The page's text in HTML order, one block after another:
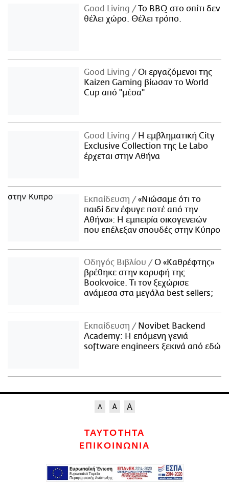
Good Living
Το BBQ στο σπίτι δεν
θέλει χώρο. Θέλει τρόπο.
Good Living
Οι εργαζόμενοι της
Kaizen Gaming βίωσαν το World
Cup από "μέσα"
Good Living
Η εμβληματική City
Exclusive Collection της Le Labo
έρχεται στην Αθήνα
Εκπαίδευση
«Νιώσαμε ότι το
παιδί δεν έφυγε ποτέ από την
Αθήνα»: Η εμπειρία οικογενειών
που επέλεξαν σπουδές στην Κύπρο
Οδηγός Βιβλίου
Ο «Καθρέφτης»
βρέθηκε στην κορυφή της
Bookvoice. Τι τον ξεχώρισε
ανάμεσα στα μεγάλα best sellers;
Εκπαίδευση
Novibet Backend
Academy: Η επόμενη γενιά
software engineers ξεκινά από εδώ
ΤΑΥΤΟΤΗΤΑ
ΕΠΙΚΟΙΝΩΝΙΑ